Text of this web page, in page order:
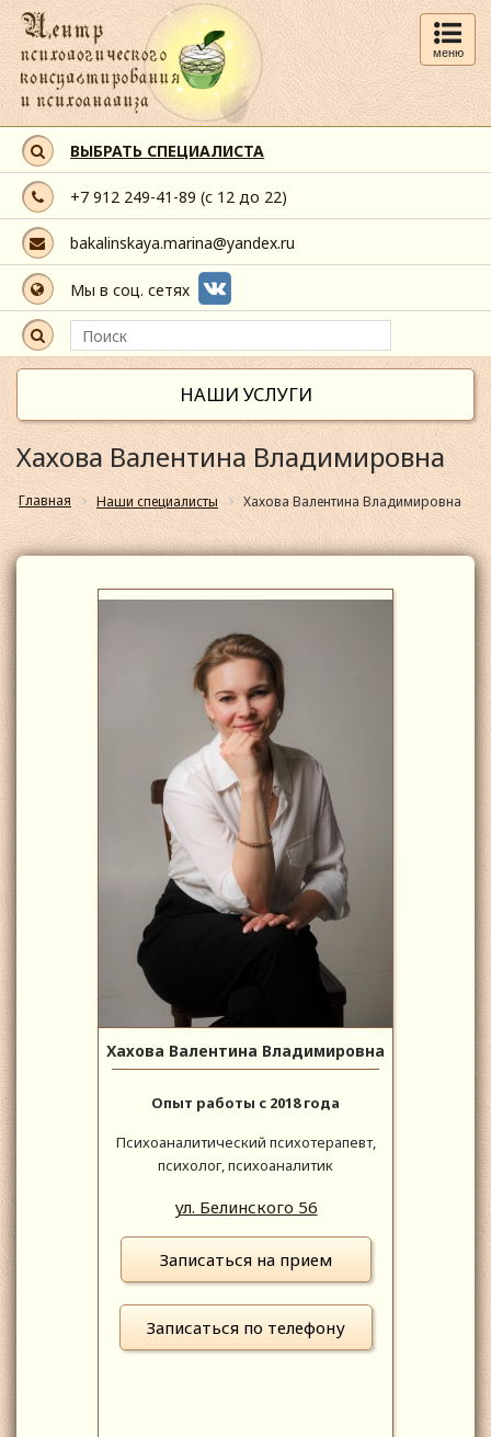
меню
ВЫБРАТЬ СПЕЦИАЛИСТА
+7 912 249-41-89 (с 12 до 22)
bakalinskaya.marina@yandex.ru
Мы в соц. сетях
НАШИ УСЛУГИ
Хахова Валентина Владимировна
Главная Наши специалисты Хахова Валентина Владимировна
Хахова Валентина Владимировна
Опыт работы с 2018 года
Психоаналитический психотерапевт,
психолог, психоаналитик
ул. Белинского 56
Записаться на прием
Записаться по телефону